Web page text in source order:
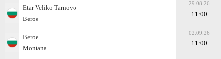
Etar Veliko Tarnovo
Beroe
29.08.26
11:00
Beroe
Montana
02.09.26
11:00